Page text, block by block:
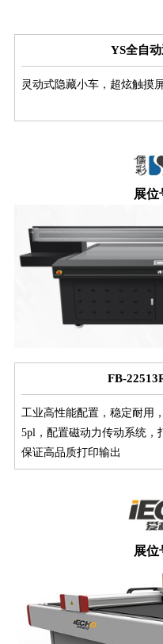
YS全自
灵动式隐藏小车，超炫触摸
展位
FB-
工业高性能配置，稳定耐用
5pl，配置磁动力传动系统，
保证高品质打印输出
展位